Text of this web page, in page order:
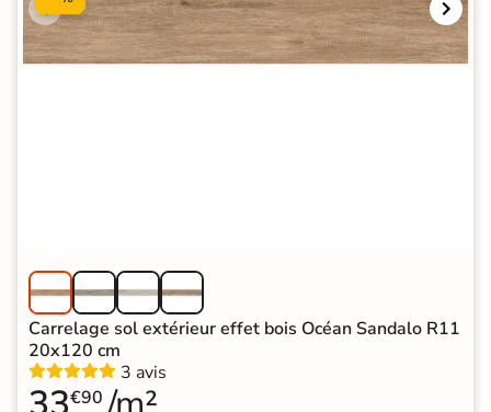
Carrelage sol extérieur effet bois Océan Sandalo R11
20x120 cm
3 avis
€90